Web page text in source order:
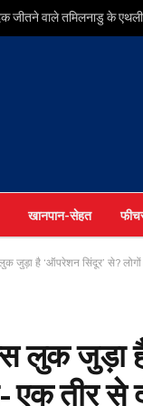
वाले तमिलनाडु के
खानपान-सेहत
लुक जुड़ा है ‘ऑपरेशन सिंदूर’ से?
लुक
एक तीर से